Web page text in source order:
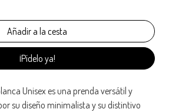
¡Pídelo ya!
Unisex es una prenda versátil y
su diseño minimalista y su distintivo